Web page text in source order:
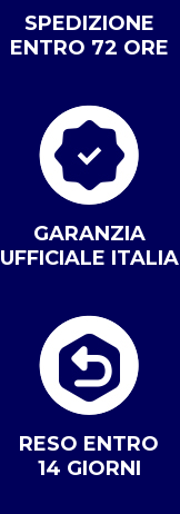
SPEDIZIONE
ENTRO 72 ORE
GARANZIA
UFFICIALE ITALIA
RESO ENTRO
14 GIORNI